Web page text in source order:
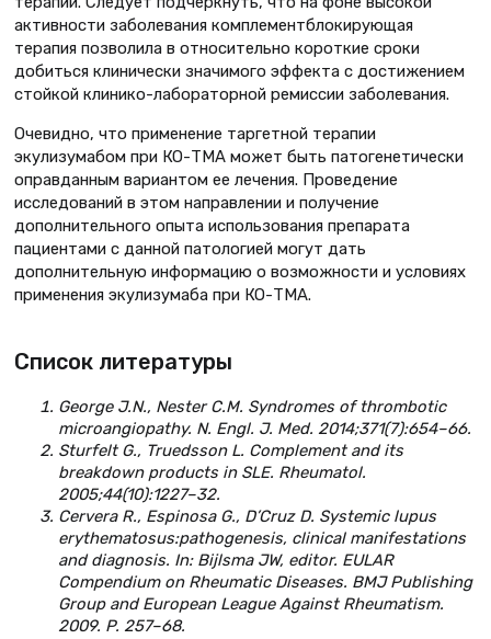
активности заболевания комплементблокирующая
терапия позволила в относительно короткие сроки
добиться клинически значимого эффекта с достижением
стойкой клинико-лабораторной ремиссии заболевания.
Очевидно, что применение таргетной терапии
экулизумабом при КО-ТМА может быть патогенетически
оправданным вариантом ее лечения. Проведение
исследований в этом направлении и получение
дополнительного опыта использования препарата
пациентами с данной патологией могут дать
дополнительную информацию о возможности и условиях
применения экулизумаба при КО-ТМА.
Список литературы
George J.N., Nester C.M. Syndromes of thrombotic
microangiopathy. N. Engl. J. Med. 2014;371(7):654–66.
Sturfelt G., Truedsson L. Complement and its
breakdown products in SLE. Rheumatol.
2005;44(10):1227–32.
Cervera R., Espinosa G., D’Cruz D. Systemic lupus
erythematosus:pathogenesis, clinical manifestations
and diagnosis. In: Bijlsma JW, editor. EULAR
Compendium on Rheumatic Diseases. BMJ Publishing
Group and European League Against Rheumatism.
2009. P. 257–68.